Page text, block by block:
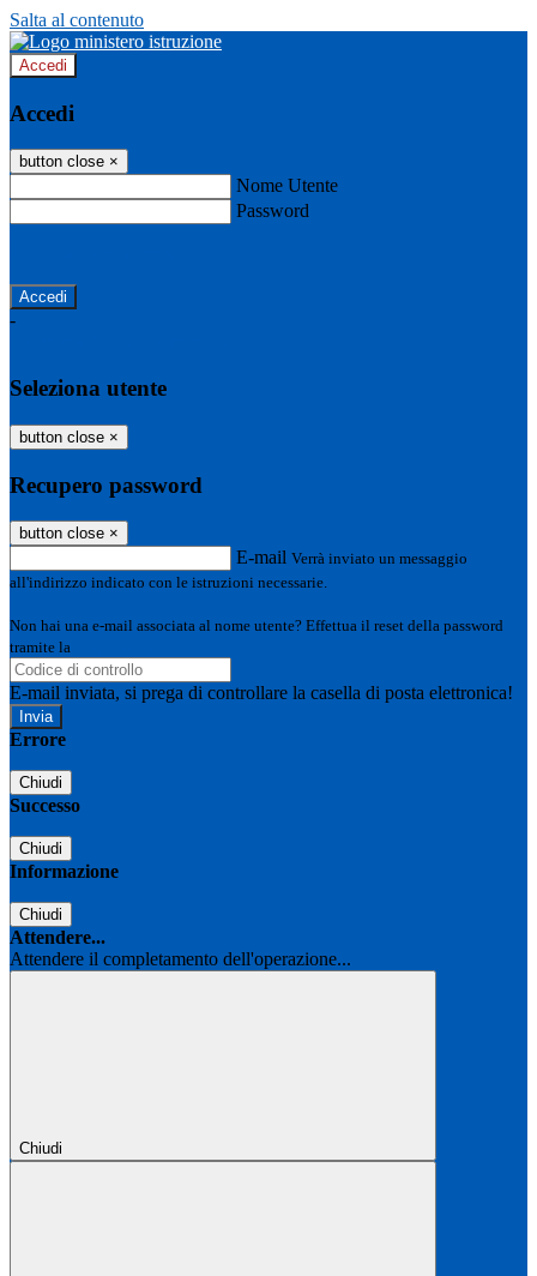
Salta al contenuto
Accedi
Accedi
button close ×
Nome Utente
Password
-
Seleziona utente
button close ×
Recupero password
button close ×
E-mail Verrà inviato un messaggio
all'indirizzo indicato con le istruzioni necessarie.
Non hai una e-mail associata al nome utente? Effettua il reset della password
tramite la
E-mail inviata, si prega di controllare la casella di posta elettronica!
Errore
Chiudi
Successo
Chiudi
Informazione
Chiudi
Attendere...
Attendere il completamento dell'operazione...
Chiudi